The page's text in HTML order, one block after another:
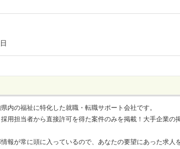
内の福祉に特化した就職・転職サポート会社です。
用担当者から直接許可を得た案件のみを掲載！大手企業の
報が常に頭に入っているので、あなたの要望にあった求人